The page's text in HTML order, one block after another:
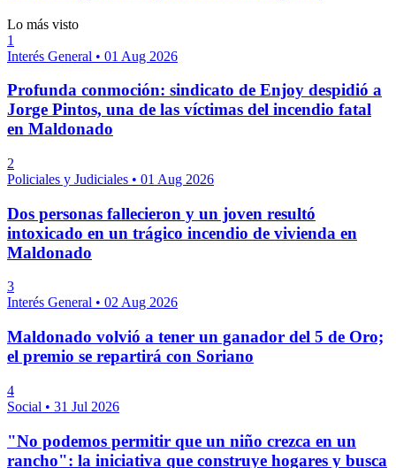
Lo más visto
1
Interés General • 01 Aug 2026
Profunda conmoción: sindicato de Enjoy despidió a
Jorge Pintos, una de las víctimas del incendio fatal
en Maldonado
2
Policiales y Judiciales • 01 Aug 2026
Dos personas fallecieron y un joven resultó
intoxicado en un trágico incendio de vivienda en
Maldonado
3
Interés General • 02 Aug 2026
Maldonado volvió a tener un ganador del 5 de Oro;
el premio se repartirá con Soriano
4
Social • 31 Jul 2026
"No podemos permitir que un niño crezca en un
rancho": la iniciativa que construye hogares y busca